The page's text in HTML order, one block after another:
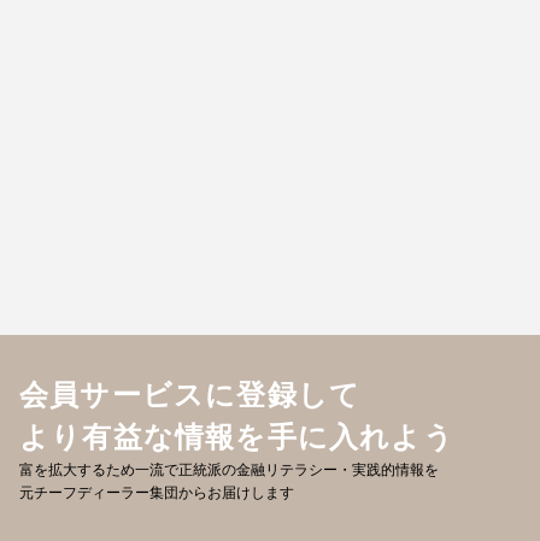
会員サービスに登録して
より有益な情報を手に入れよう
富を拡大するため一流で正統派の金融リテラシー・実践的情報を
元チーフディーラー集団からお届けします